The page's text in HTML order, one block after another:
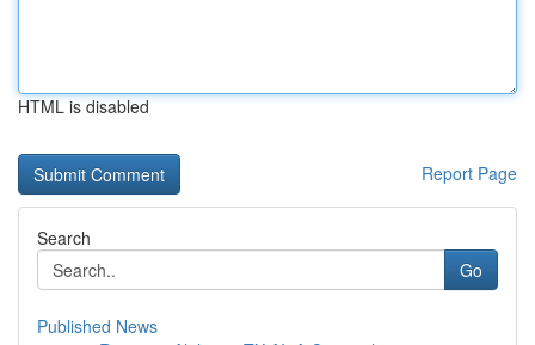
HTML is disabled
Report Page
Search
Go
Published News